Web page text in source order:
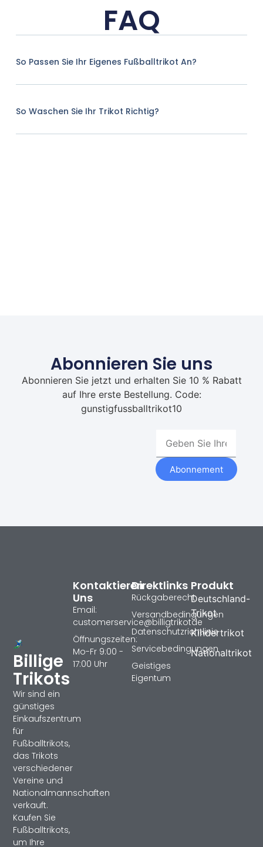
FAQ
So Passen Sie Ihr Eigenes Fußballtrikot An?
So Waschen Sie Ihr Trikot Richtig?
Abonnieren Sie uns
Abonnieren Sie jetzt und erhalten Sie 10 % Rabatt
auf Ihre erste Bestellung. Code:
gunstigfussballtrikot10
Abonnement
Billige
Trikots
Wir sind ein
günstiges
Einkaufszentrum
für
Fußballtrikots,
das Trikots
verschiedener
Vereine und
Nationalmannschaften
verkauft.
Kaufen Sie
Fußballtrikots,
um Ihre
Produkt
Deutschland-
Trikot
Kindertrikot
Nationaltrikot
Direktlinks
Rückgaberecht
Versandbedingungen
Datenschutzrichtlinie
Servicebedingungen
Geistiges
Eigentum
Kontaktieren
Uns
Email:
customerservice@billigtrikotde
Öffnungszeiten:
Mo-Fr 9:00 -
17:00 Uhr